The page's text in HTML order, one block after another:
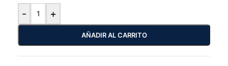
- +
AÑADIR AL CARRITO